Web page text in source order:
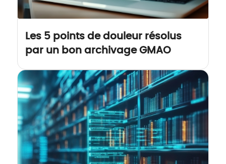
Les 5 points de douleur résolus
par un bon archivage GMAO